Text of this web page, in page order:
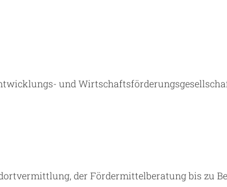
und
der Fördermittelberatung bis zu